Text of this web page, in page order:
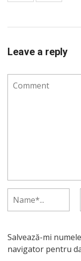
Leave a reply
Salvează-mi
navigator pentru